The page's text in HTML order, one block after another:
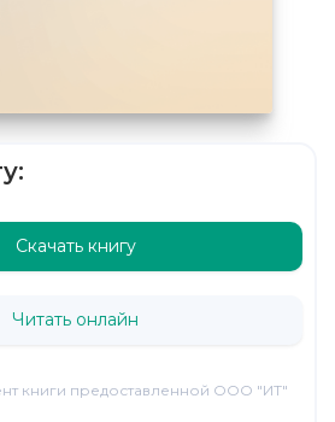
Скачать книгу
Читать онлайн
книги предоставленной ООО "ИТ"